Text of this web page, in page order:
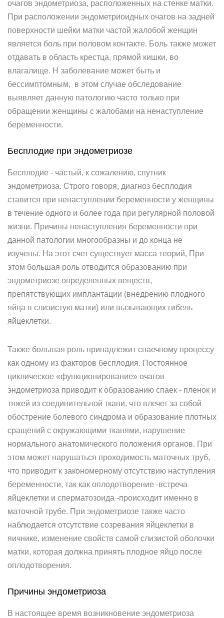
очагов эндометриоза, расположенных на стенке матки.
При расположении эндометриоидных очагов на задней
поверхности шейки матки частой жалобой женщин
является боль при половом контакте. Боль также может
отдавать в область крестца, прямой кишки, во
влагалище. Н заболевание может быть и
бессимптомным, в этом случае обследование
выявляет данную патологию часто только при
обращении женщины с жалобами на ненаступление
беременности.
Бесплодие при эндометриозе
Бесплодие - частый, к сожалению, спутник
эндометриоза. Строго говоря, диагноз бесплодия
ставится при ненаступлении беременности у женщины
в течение одного и более года при регулярной половой
жизни. Причины ненаступления беременности при
данной патологии многообразны и до конца не
изучены. На этот счет существует масса теорий, При
этом большая роль отводится образованию при
эндометриозе определенных веществ,
препятствующих имплантации (внедрению плодного
яйца в слизистую матки) или вызывающих гибель
яйцеклетки.
Также большая роль принадлежит спаечному процессу
как одному из факторов бесплодия. Постоянное
циклическое «функционирование» очагов
эндометриоза приводит к образованию спаек - пленок и
тяжей из соединительной ткани, что влечет за собой
обострение болевого синдрома и образование плотных
сращений с окружающими тканями, нарушение
нормального анатомического положения органов. При
этом может нарушаться проходимость маточных труб,
что приводит к закономерному отсутствию наступления
беременности, так как оплодотворение -встреча
яйцеклетки и сперматозоида -происходит именно в
маточной трубе. При эндометриозе также часто
наблюдается отсутствие созревания яйцеклетки в
яичнике, изменение свойств самой слизистой оболочки
матки, которая должна принять плодное яйцо после
оплодотворения.
Причины эндометриоза
В настоящее время возникновение эндометриоза